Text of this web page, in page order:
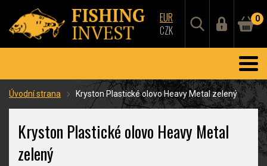
EUR
CZK
0
Úvodní strana Kryston Plastické olovo Heavy Metal zelený
Kryston Plastické olovo Heavy Metal
zelený